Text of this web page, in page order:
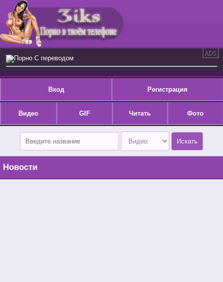
Порно С переводом
Вход Регистрация
Видео GIF Читать Фото
Новости